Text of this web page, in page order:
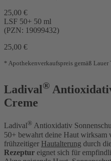
25,00 €
LSF 50+ 50 ml
(PZN: 19099432)
25,00 €
* Apothekenverkaufspreis gemäß Lauer
Ladival®
Creme
Ladival® Antioxidativ
50+ bewahrt deine Haut wirksam
frühzeitiger Hautalterung durch
Rezeptur eignet sich für